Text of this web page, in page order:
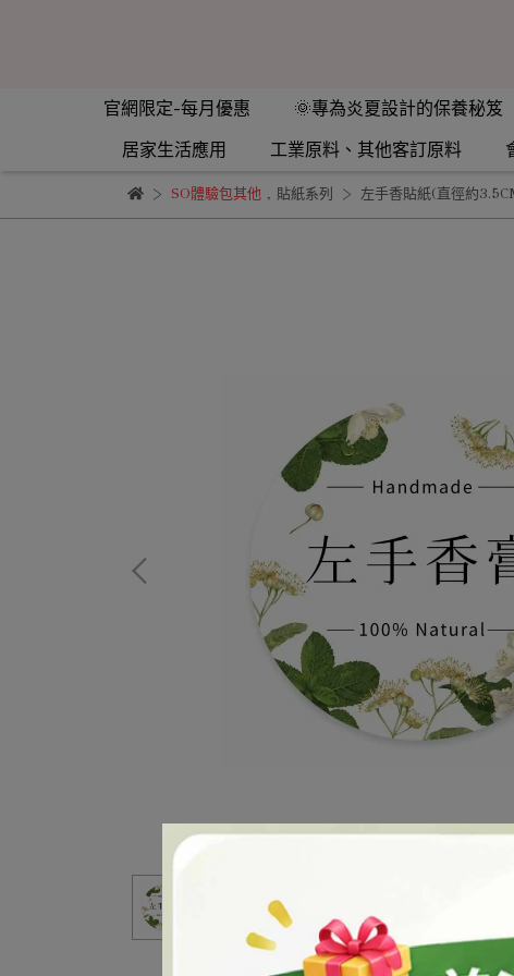
官網限定-每月優惠 🌞專為炎夏設計的保養秘笈
居家生活應用
工業原料、其他客訂原料
SO體驗包其他, 貼紙系列 左手香貼紙(直徑約